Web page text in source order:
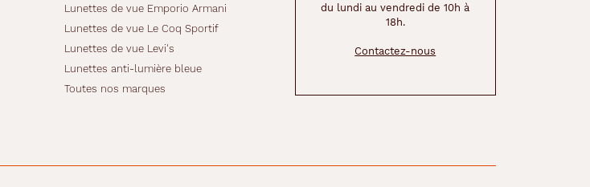
Lunettes de vue Emporio Armani
Lunettes de vue Le Coq Sportif
Lunettes de vue Levi's
Lunettes anti-lumière bleue
Toutes nos marques
du lundi au vendredi de 10h à
18h.
Contactez-nous